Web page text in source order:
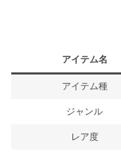
アイテム名
アイテム種
ジャンル
レア度